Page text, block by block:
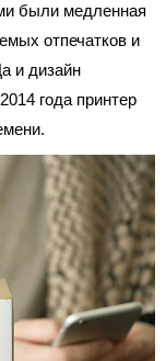
были медленная
отпечатков и
и дизайн
года принтер